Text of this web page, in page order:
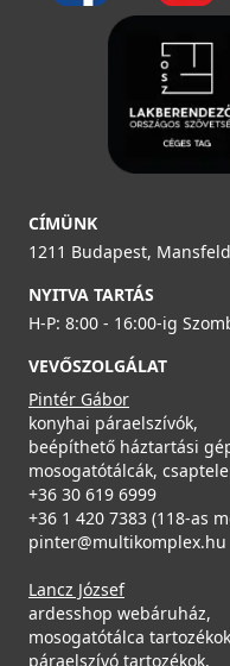
CÍMÜNK
1211 Budapest,
NYITVA TARTÁS
H-P: 8:00 - 16:00-ig
VEVŐSZOLGÁLAT
Pintér Gábor
konyhai páraelszívók,
beépíthető háztartási
mosogatótálcák,
+36 30 619 6999
+36 1 420 7383 (118-as
pinter@multikomplex.hu
Lancz József
ardesshop webáruház,
mosogatótálca
páraelszívó tartozékok,